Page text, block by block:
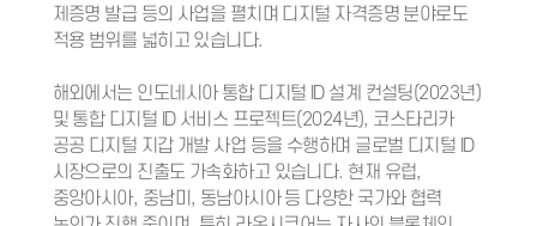
제증명 발급 등의 사업을 펼치며 디지털 자격증명 분야로도
적용 범위를 넓히고 있습니다.
해외에서는 인도네시아 통합 디지털 ID 설계 컨설팅(2023년)
및 통합 디지털 ID 서비스 프로젝트(2024년), 코스타리카
공공 디지털 지갑 개발 사업 등을 수행하며 글로벌 디지털 ID
시장으로의 진출도 가속화하고 있습니다. 현재 유럽,
중앙아시아, 중남미, 동남아시아 등 다양한 국가와 협력